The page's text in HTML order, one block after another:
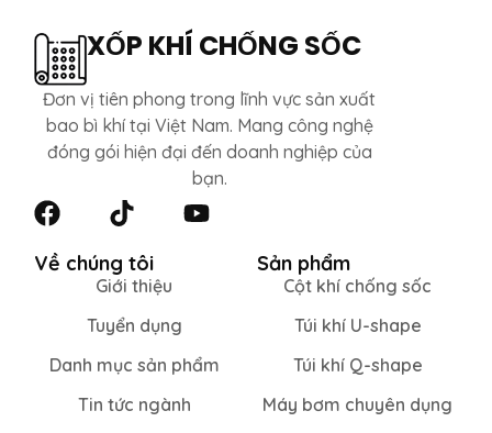
XỐP KHÍ CHỐNG SỐC
Đơn vị tiên phong trong lĩnh vực sản xuất
bao bì khí tại Việt Nam. Mang công nghệ
đóng gói hiện đại đến doanh nghiệp của
bạn.
Về chúng tôi
Giới thiệu
Tuyển dụng
Danh mục sản phẩm
Tin tức ngành
Sản phẩm
Cột khí chống sốc
Túi khí U-shape
Túi khí Q-shape
Máy bơm chuyên dụng